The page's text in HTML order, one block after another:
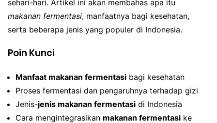
sehari-hari. Artikel ini akan membahas apa itu
makanan fermentasi, manfaatnya bagi kesehatan,
serta beberapa jenis yang populer di Indonesia.
Poin Kunci
Manfaat makanan fermentasi bagi kesehatan
Proses fermentasi dan pengaruhnya terhadap gizi
Jenis-jenis makanan fermentasi di Indonesia
Cara mengintegrasikan makanan fermentasi ke